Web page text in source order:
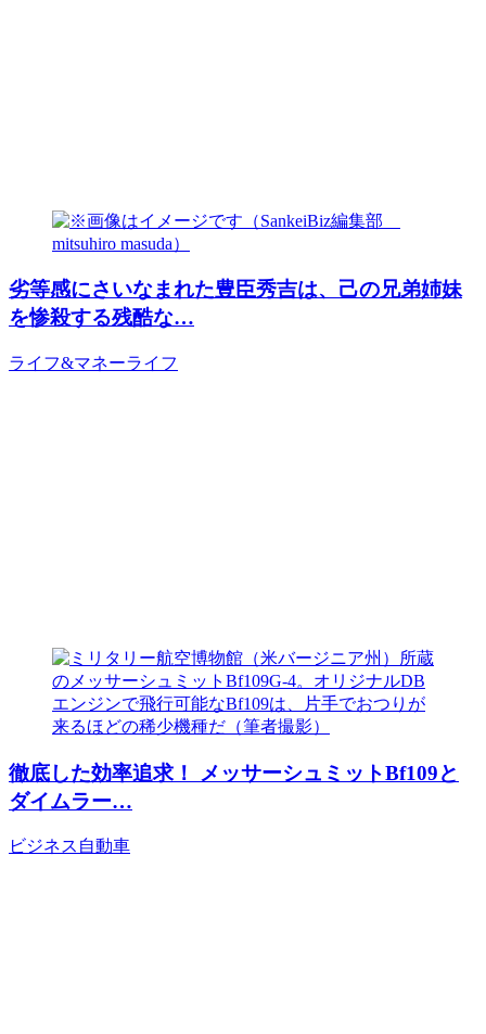
劣等感にさいなまれた豊臣秀吉は、己の兄弟姉妹
を惨殺する残酷な…
ライフ&マネーライフ
徹底した効率追求！ メッサーシュミットBf109と
ダイムラー…
ビジネス 自動車